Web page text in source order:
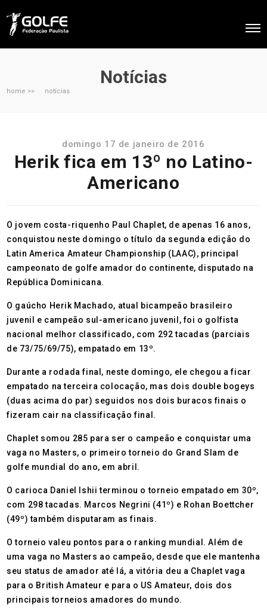
Notícias
home >> notícias
domingo 17 de janeiro de 2016
Herik fica em 13º no Latino-
Americano
O jovem costa-riquenho Paul Chaplet, de apenas 16 anos,
conquistou neste domingo o título da segunda edição do
Latin America Amateur Championship (LAAC), principal
campeonato de golfe amador do continente, disputado na
República Dominicana.
O gaúcho Herik Machado, atual bicampeão brasileiro
juvenil e campeão sul-americano juvenil, foi o golfista
nacional melhor classificado, com 292 tacadas (parciais
de 73/75/69/75), empatado em 13º.
Durante a rodada final, neste domingo, ele chegou a ficar
empatado na terceira colocação, mas dois double bogeys
(duas acima do par) seguidos nos dois buracos finais o
fizeram cair na classificação final.
Chaplet somou 285 para ser o campeão e conquistar uma
vaga no Masters, o primeiro torneio do Grand Slam de
golfe mundial do ano, em abril.
O carioca Daniel Ishii terminou o torneio empatado em 30º,
com 298 tacadas. Marcos Negrini (41º) e Rohan Boettcher
(49º) também disputaram as finais.
O torneio valeu pontos para o ranking mundial. Além de
uma vaga no Masters ao campeão, desde que ele mantenha
seu status de amador até lá, a vitória deu a Chaplet vaga
para o British Amateur e para o US Amateur, dois dos
principais torneios amadores do mundo.